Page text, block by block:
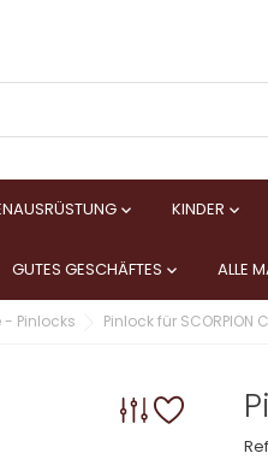
 KINDER 
GUTES GESCHÄFTES  ALLE
Pinlocks Pinlock für SCORPION